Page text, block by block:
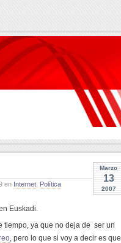
Marzo
13
2007
en Internet Política
Euskadi.
tiempo, ya que no deja de ser un
, pero lo que si voy a decir es que